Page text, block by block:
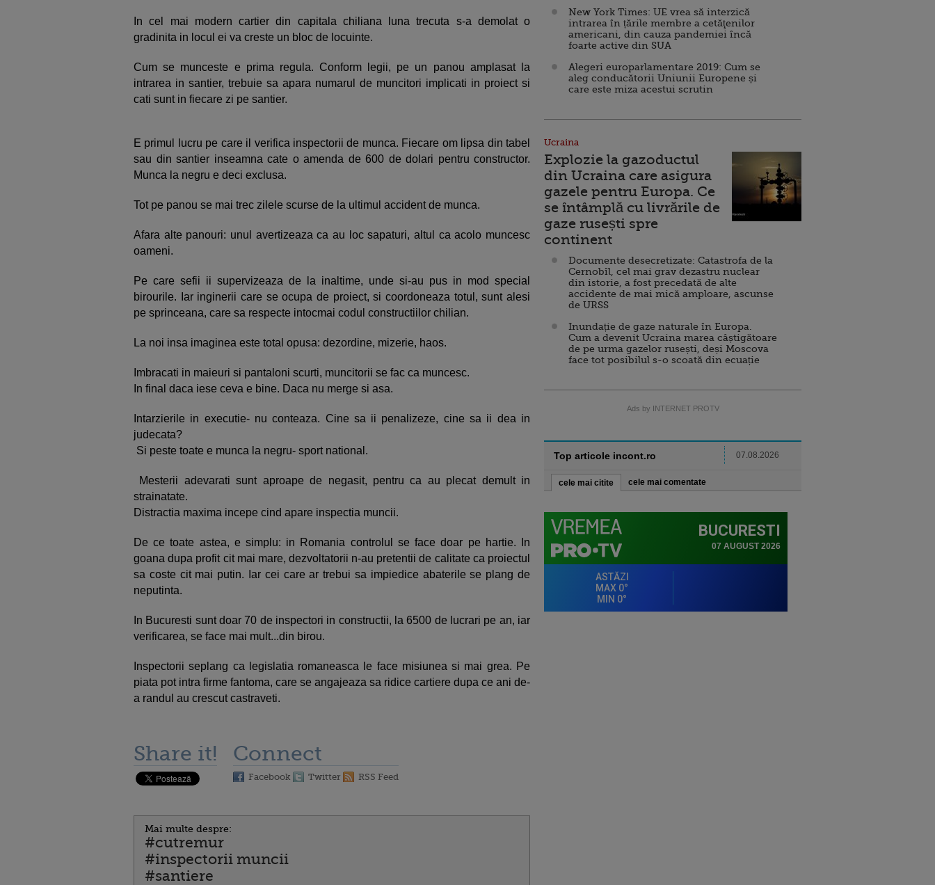
In cel mai modern cartier din capitala chiliana luna trecuta s-a demolat o
gradinita in locul ei va creste un bloc de locuinte.
Cum se munceste e prima regula. Conform legii, pe un panou amplasat la
intrarea in santier, trebuie sa apara numarul de muncitori implicati in proiect si
cati sunt in fiecare zi pe santier.
E primul lucru pe care il verifica inspectorii de munca. Fiecare om lipsa din tabel
sau din santier inseamna cate o amenda de 600 de dolari pentru constructor.
Munca la negru e deci exclusa.
Tot pe panou se mai trec zilele scurse de la ultimul accident de munca.
Afara alte panouri: unul avertizeaza ca au loc sapaturi, altul ca acolo muncesc
oameni.
Pe care sefii ii supervizeaza de la inaltime, unde si-au pus in mod special
birourile. Iar inginerii care se ocupa de proiect, si coordoneaza totul, sunt alesi
pe sprinceana, care sa respecte intocmai codul constructiilor chilian.
La noi insa imaginea este total opusa: dezordine, mizerie, haos.
Imbracati in maieuri si pantaloni scurti, muncitorii se fac ca muncesc.
In final daca iese ceva e bine. Daca nu merge si asa.
Intarzierile in executie- nu conteaza. Cine sa ii penalizeze, cine sa ii dea in
judecata?
Si peste toate e munca la negru- sport national.
Mesterii adevarati sunt aproape de negasit, pentru ca au plecat demult in
strainatate.
Distractia maxima incepe cind apare inspectia muncii.
De ce toate astea, e simplu: in Romania controlul se face doar pe hartie. In
goana dupa profit cit mai mare, dezvoltatorii n-au pretentii de calitate ca proiectul
sa coste cit mai putin. Iar cei care ar trebui sa impiedice abaterile se plang de
neputinta.
In Bucuresti sunt doar 70 de inspectori in constructii, la 6500 de lucrari pe an, iar
verificarea, se face mai mult...din birou.
Inspectorii seplang ca legislatia romaneasca le face misiunea si mai grea. Pe
piata pot intra firme fantoma, care se angajeaza sa ridice cartiere dupa ce ani de-
a randul au crescut castraveti.
Share it! Connect
Facebook Twitter RSS Feed
Mai multe despre:
#cutremur
#inspectorii muncii
#santiere
New York Times: UE vrea să interzică
intrarea în țările membre a cetăţenilor
americani, din cauza pandemiei încă
foarte active din SUA
Alegeri europarlamentare 2019: Cum se
aleg conducătorii Uniunii Europene și
care este miza acestui scrutin
Ucraina
Explozie la gazoductul
din Ucraina care asigura
gazele pentru Europa. Ce
se întâmplă cu livrările de
gaze rusești spre
continent
Documente desecretizate: Catastrofa de la
Cernobîl, cel mai grav dezastru nuclear
din istorie, a fost precedată de alte
accidente de mai mică amploare, ascunse
de URSS
Inundație de gaze naturale în Europa.
Cum a devenit Ucraina marea câștigătoare
de pe urma gazelor rusești, deși Moscova
face tot posibilul s-o scoată din ecuație
Ads by INTERNET PROTV
Top articole incont.ro 07.08.2026
cele mai citite cele mai comentate